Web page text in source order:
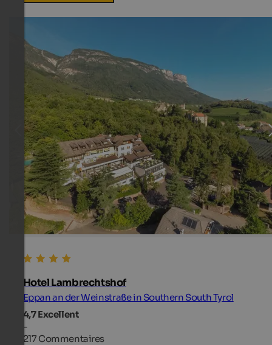
Hotel Lambrechtshof
Eppan an der Weinstraße in Southern South Tyrol
4,7Excellent
-
217 Commentaires